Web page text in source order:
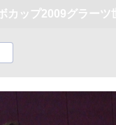
カップ2009グラーツ